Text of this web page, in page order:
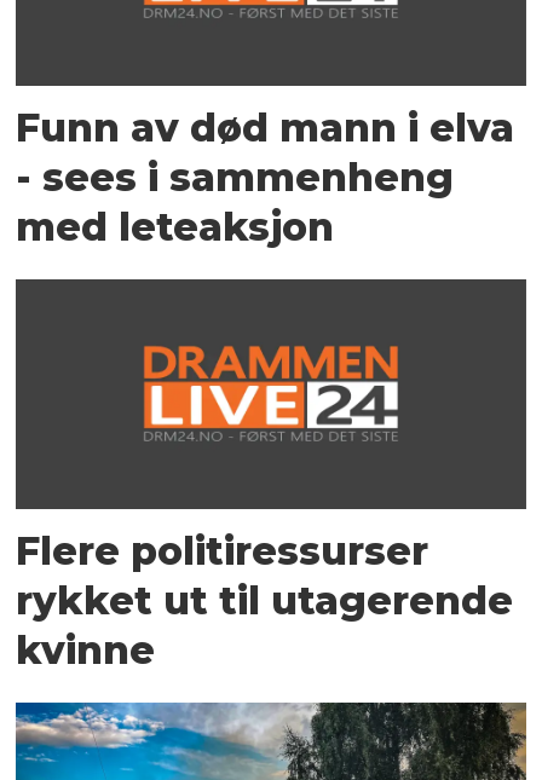
Funn av død mann i elva
- sees i sammenheng
med leteaksjon
Flere politiressurser
rykket ut til utagerende
kvinne